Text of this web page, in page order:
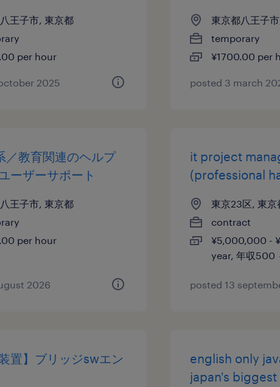
王子市, 東京都
per hour
2025
東京都八王子
temporary
¥1700.00 per
posted 3 march
／教育関連のヘルプ
ーザーサポート
王子市, 東京都
per hour
2026
it project
(professional
東京23区, 東京
contract
¥5,000,000 -
year, 年収500
posted 13
装置】ブリッジswエン
english only
japan's